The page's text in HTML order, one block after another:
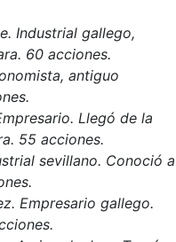
Industrial gallego,
60 acciones.
antiguo
Llegó de la
55 acciones.
sevillano. Conoció a
Empresario gallego.